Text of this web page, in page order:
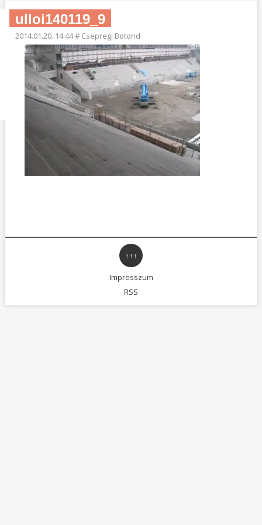
ulloi140119_9
2014.01.20. 14:44# Csepregi Botond
↑↑↑
Impresszum
RSS